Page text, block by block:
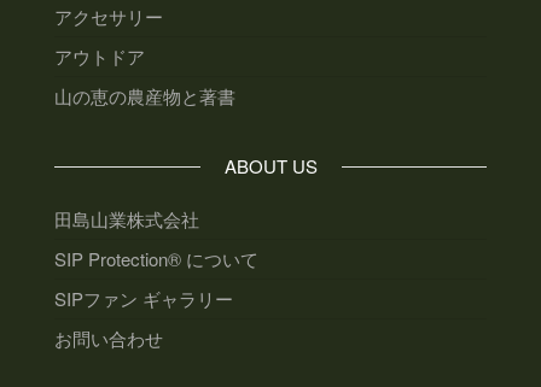
アクセサリー
アウトドア
山の恵の農産物と著書
ABOUT US
田島山業株式会社
SIP Protection® について
SIPファン ギャラリー
お問い合わせ